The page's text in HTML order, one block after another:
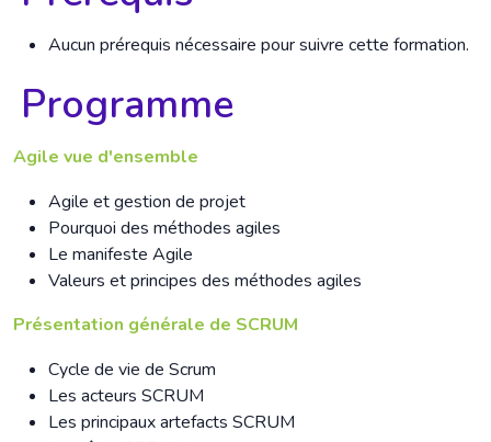
Aucun prérequis nécessaire pour suivre cette formation.
Programme
Agile vue d'ensemble
Agile et gestion de projet
Pourquoi des méthodes agiles
Le manifeste Agile
Valeurs et principes des méthodes agiles
Présentation générale de SCRUM
Cycle de vie de Scrum
Les acteurs SCRUM
Les principaux artefacts SCRUM